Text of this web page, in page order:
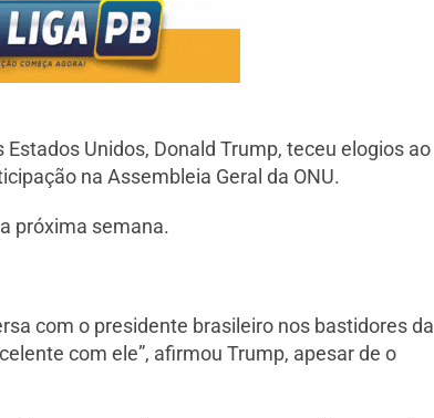
Unidos, Donald Trump, teceu elogios ao
na Assembleia Geral da ONU.
próxima semana.
com o presidente brasileiro nos bastidores da
com ele”, afirmou Trump, apesar de o